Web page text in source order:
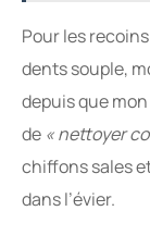
Pour les
dents souple,
depuis que
de « nettoyer
chiffons sales
dans l’évier.